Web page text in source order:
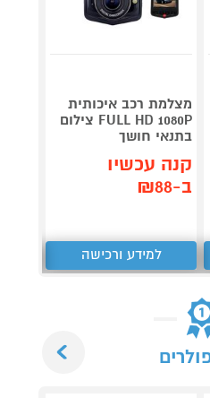
מצלמת רכב איכותית
FULL HD 1080P צילום
בתנאי חושך
קנה עכשיו
ב-₪88
למידע ורכישה